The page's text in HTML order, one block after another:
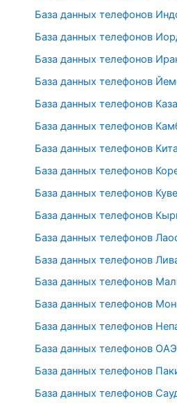
База данных телефонов
База данных телефонов
База данных телефонов
База данных телефонов
База данных телефонов
База данных телефонов
База данных телефонов
База данных телефонов
База данных телефонов
База данных телефонов
База данных телефонов
База данных телефонов
База данных телефонов
База данных телефонов
База данных телефонов
База данных телефонов ОАЭ
База данных телефонов
База данных телефонов